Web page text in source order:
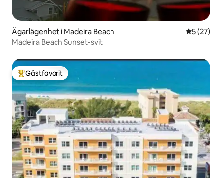
Ägarlägenhet i Madeira Beach 5 av 5 i
5 (27)
Madeira Beach Sunset-svit
Populär gästfavorit
Gästfavorit